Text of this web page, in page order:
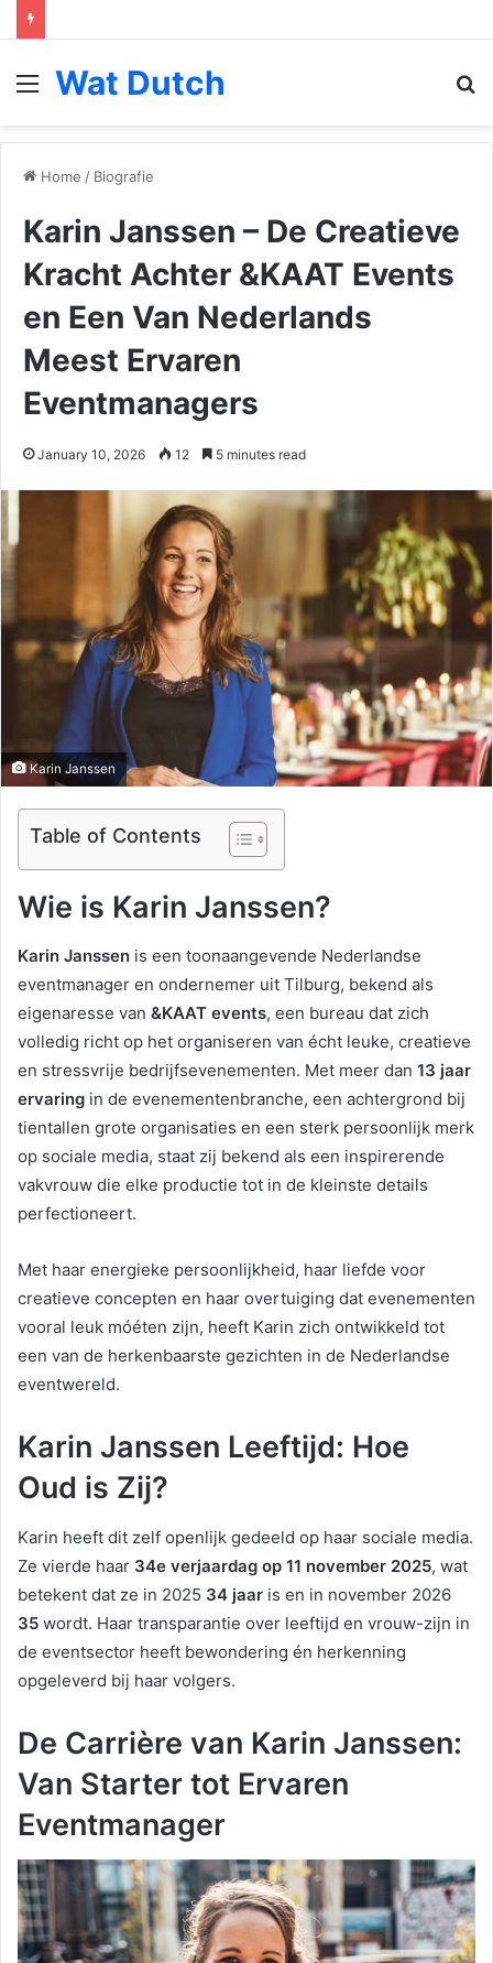
Menu
Wat Dutch
Home / Biografie
Karin Janssen – De Creatieve
Kracht Achter &KAAT Events
en Een Van Nederlands
Meest Ervaren
Eventmanagers
January 10, 2026 12 5 minutes read
Karin Janssen
Table of Contents
Wie is Karin Janssen?
Karin Janssen is een toonaangevende Nederlandse
eventmanager en ondernemer uit Tilburg, bekend als
eigenaresse van &KAAT events, een bureau dat zich
volledig richt op het organiseren van écht leuke, creatieve
en stressvrije bedrijfsevenementen. Met meer dan 13 jaar
ervaring in de evenementenbranche, een achtergrond bij
tientallen grote organisaties en een sterk persoonlijk merk
op sociale media, staat zij bekend als een inspirerende
vakvrouw die elke productie tot in de kleinste details
perfectioneert.
Met haar energieke persoonlijkheid, haar liefde voor
creatieve concepten en haar overtuiging dat evenementen
vooral leuk móéten zijn, heeft Karin zich ontwikkeld tot
een van de herkenbaarste gezichten in de Nederlandse
eventwereld.
Karin Janssen Leeftijd: Hoe
Oud is Zij?
Karin heeft dit zelf openlijk gedeeld op haar sociale media.
Ze vierde haar 34e verjaardag op 11 november 2025, wat
betekent dat ze in 2025 34 jaar is en in november 2026
35 wordt. Haar transparantie over leeftijd en vrouw-zijn in
de eventsector heeft bewondering én herkenning
opgeleverd bij haar volgers.
De Carrière van Karin Janssen:
Van Starter tot Ervaren
Eventmanager